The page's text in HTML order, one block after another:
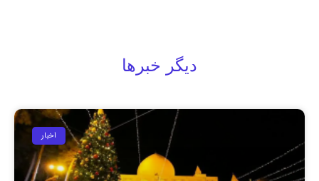
دیگر خبرها
اخبار